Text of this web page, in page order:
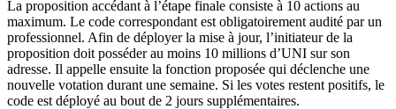
La proposition accédant à l’étape finale consiste à 10 actions au
maximum. Le code correspondant est obligatoirement audité par un
professionnel. Afin de déployer la mise à jour, l’initiateur de la
proposition doit posséder au moins 10 millions d’UNI sur son
adresse. Il appelle ensuite la fonction proposée qui déclenche une
nouvelle votation durant une semaine. Si les votes restent positifs, le
code est déployé au bout de 2 jours supplémentaires.